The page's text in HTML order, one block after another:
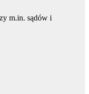
m.in. sądów i